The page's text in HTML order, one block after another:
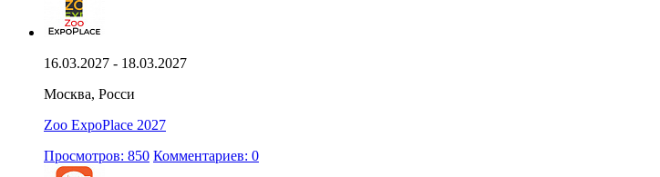
16.03.2027 - 18.03.2027
Москва, Росси
Zoo ExpoPlace 2027
Просмотров: 850 Комментариев: 0